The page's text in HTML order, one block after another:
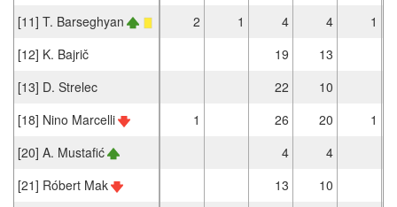
[11] T. Barseghyan
2 1 4 4
1
[12] K. Bajrič
19
13
[13] D. Strelec
22
10
[18] Nino Marcelli
1 26 20
1
[20] A. Mustafić
4
4
[21] Róbert Mak
13
10